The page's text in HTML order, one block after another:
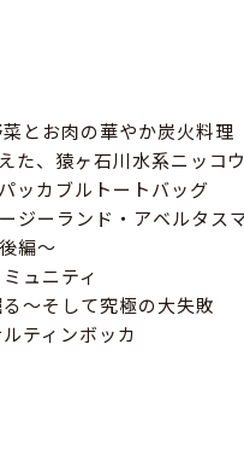
とお肉の華やか炭火料理
、猿ヶ石川水系ニッコ
ッカブルトートバッグ
ジーランド・アベルタス
編〜
ュニティ
〜そして究極の大失敗
ティンボッカ